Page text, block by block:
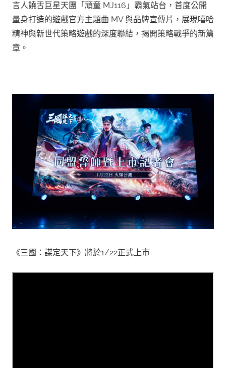
言人饒舌巨星天團「頑童 MJ116」霸氣站台，首度公開
量身打造的遊戲官方主題曲 MV 與品牌宣傳片，展現嘻哈
精神與新世代策略遊戲的深度聯結，揭開策略戰爭的新篇
章。
《三國：謀定天下》將於1/22正式上市